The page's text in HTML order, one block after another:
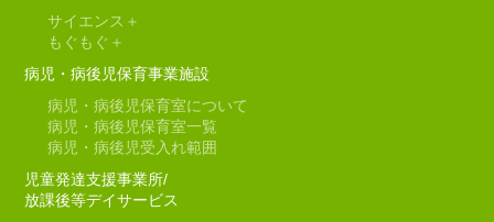
サイエンス＋
もぐもぐ＋
病児・病後児保育事業施設
病児・病後児保育室について
病児・病後児保育室一覧
病児・病後児受入れ範囲
児童発達支援事業所/
放課後等デイサービス